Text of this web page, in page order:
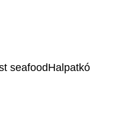
seafoodHalpatkó